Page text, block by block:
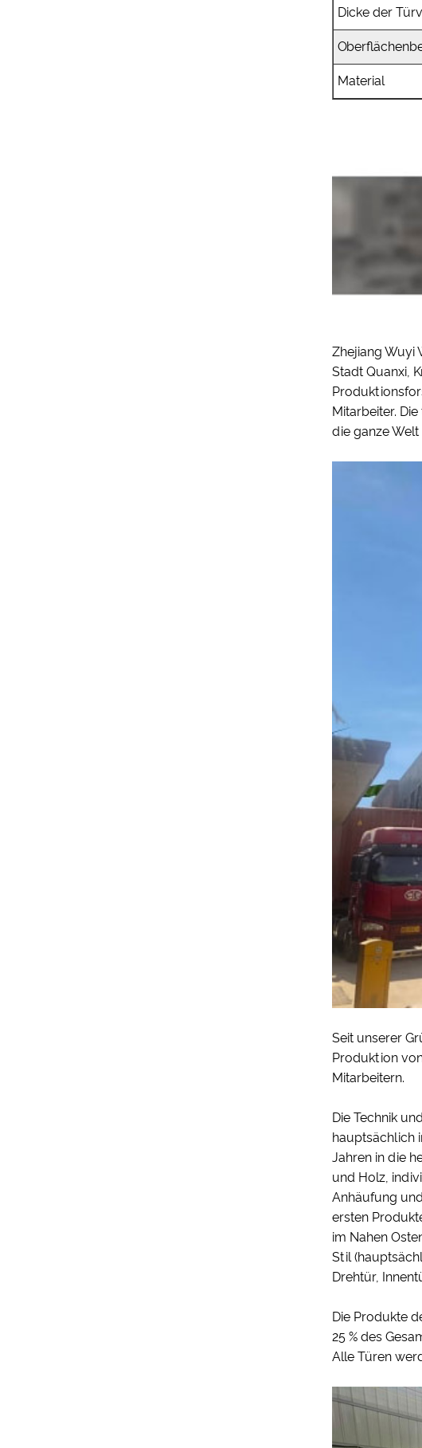
Dicke der
Material
Zhejiang Wuyi
Stadt Quanxi,
Mitarbeiter.
die ganze
Seit unserer
Produktion
Mitarbeitern.
Die Technik
hauptsächlich
Jahren in die
und Holz,
Anhäufung
ersten
im Nahen
Stil
Drehtür,
Die Produkte
25 % des
Alle Türen